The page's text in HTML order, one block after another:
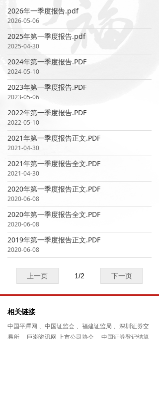
2026年一季度报告.pdf
2026-05-06
2025年第一季度报告.pdf
2025-04-30
2024年第一季度报告.PDF
2024-05-10
2023年第一季度报告.PDF
2023-05-06
2022年第一季度报告.PDF
2022-05-10
2021年第一季度报告正文.PDF
2021-04-30
2021年第一季度报告全文.PDF
2021-04-30
2020年第一季度报告正文.PDF
2020-06-08
2020年第一季度报告全文.PDF
2020-06-08
2019年第一季度报告正文.PDF
2020-06-08
上一页 下一页
1/2
相关链接
中国平潭网 、 中国证监会 、 福建证监局 、 深圳证券交
易所
巨潮资讯网 上市公司协会
中国证券登记结算